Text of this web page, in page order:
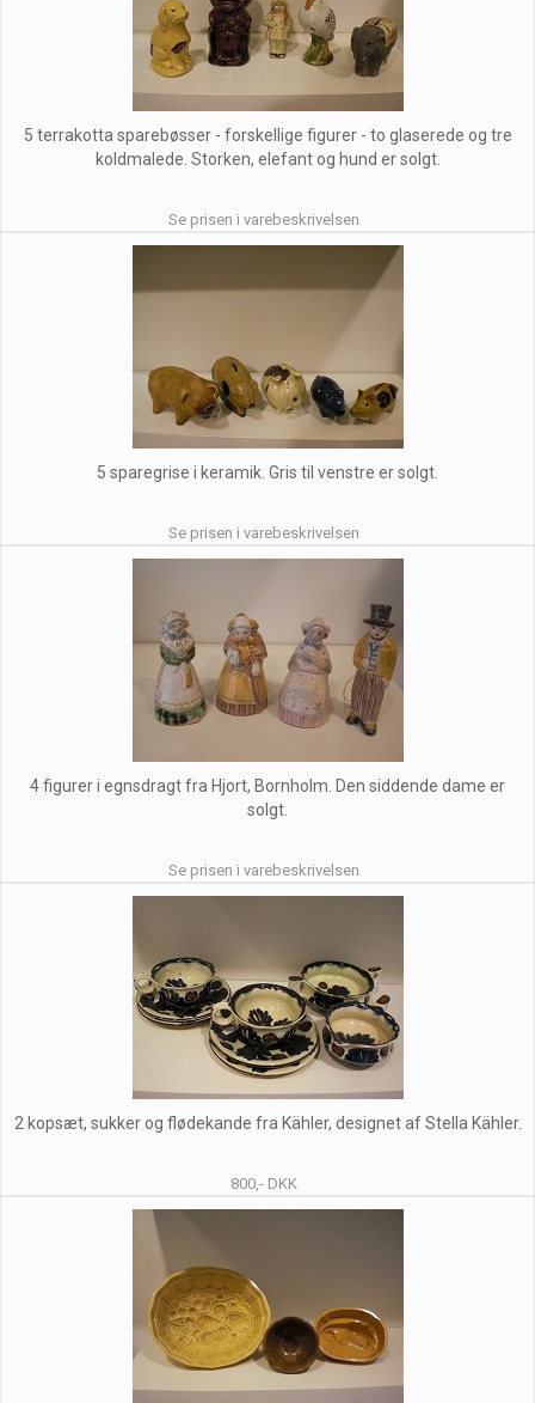
5 terrakotta sparebøsser - forskellige figurer - to glaserede og tre
koldmalede. Storken, elefant og hund er solgt.
Se prisen i varebeskrivelsen
5 sparegrise i keramik. Gris til venstre er solgt.
Se prisen i varebeskrivelsen
4 figurer i egnsdragt fra Hjort, Bornholm. Den siddende dame er
solgt.
Se prisen i varebeskrivelsen
2 kopsæt, sukker og flødekande fra Kähler, designet af Stella Kähler.
800,- DKK